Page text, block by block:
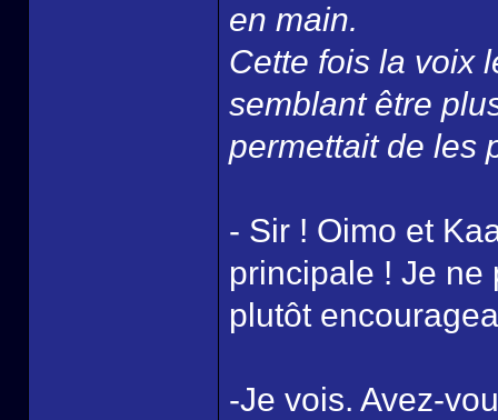
en main.
Cette fois la voix
semblant être
permettait de les
- Sir ! Oimo et
principale ! Je ne
plutôt
-Je vois. Avez-